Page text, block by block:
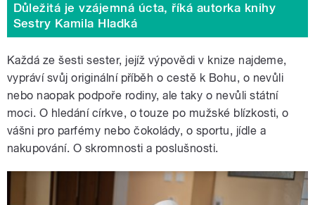
Důležitá je vzájemná úcta, říká autorka knihy
Sestry Kamila Hladká
Každá ze šesti sester, jejíž výpovědi v knize najdeme,
vypráví svůj originální příběh o cestě k Bohu, o nevůli
nebo naopak podpoře rodiny, ale taky o nevůli státní
moci. O hledání církve, o touze po mužské blízkosti, o
vášni pro parfémy nebo čokolády, o sportu, jídle a
nakupování. O skromnosti a poslušnosti.